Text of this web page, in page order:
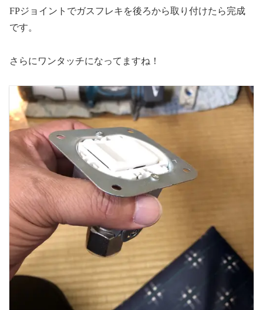
FPジョイントでガスフレキを後ろから取り付けたら完成
です。
さらにワンタッチになってますね！